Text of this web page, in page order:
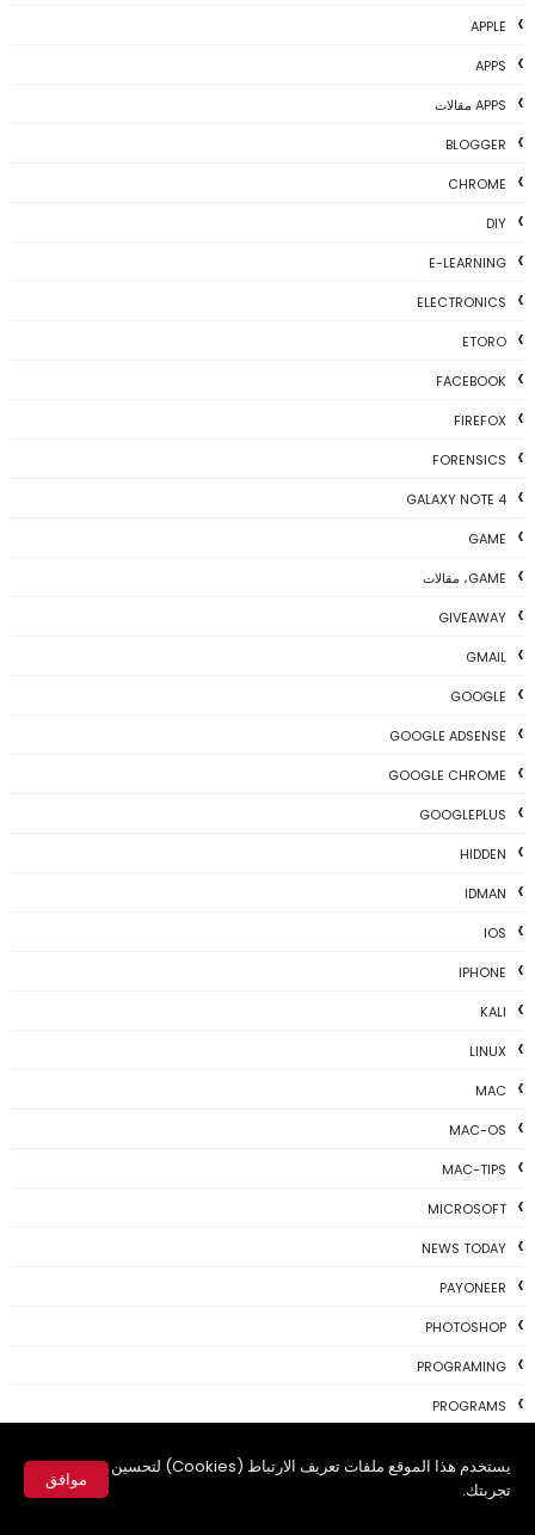
يستخدم هذا الموقع ملفات تعريف الارتباط (Cookies) لتحسين
تجربتك.
موافق
APPLE
APPS
APPS مقالات
BLOGGER
CHROME
DIY
E-LEARNING
ELECTRONICS
ETORO
FACEBOOK
FIREFOX
FORENSICS
GALAXY NOTE 4
GAME
GAME، مقالات
GIVEAWAY
GMAIL
GOOGLE
GOOGLE ADSENSE
GOOGLE CHROME
GOOGLEPLUS
HIDDEN
IDMAN
IOS
IPHONE
KALI
LINUX
MAC
MAC-OS
MAC-TIPS
MICROSOFT
NEWS TODAY
PAYONEER
PHOTOSHOP
PROGRAMING
PROGRAMS
SKYPE